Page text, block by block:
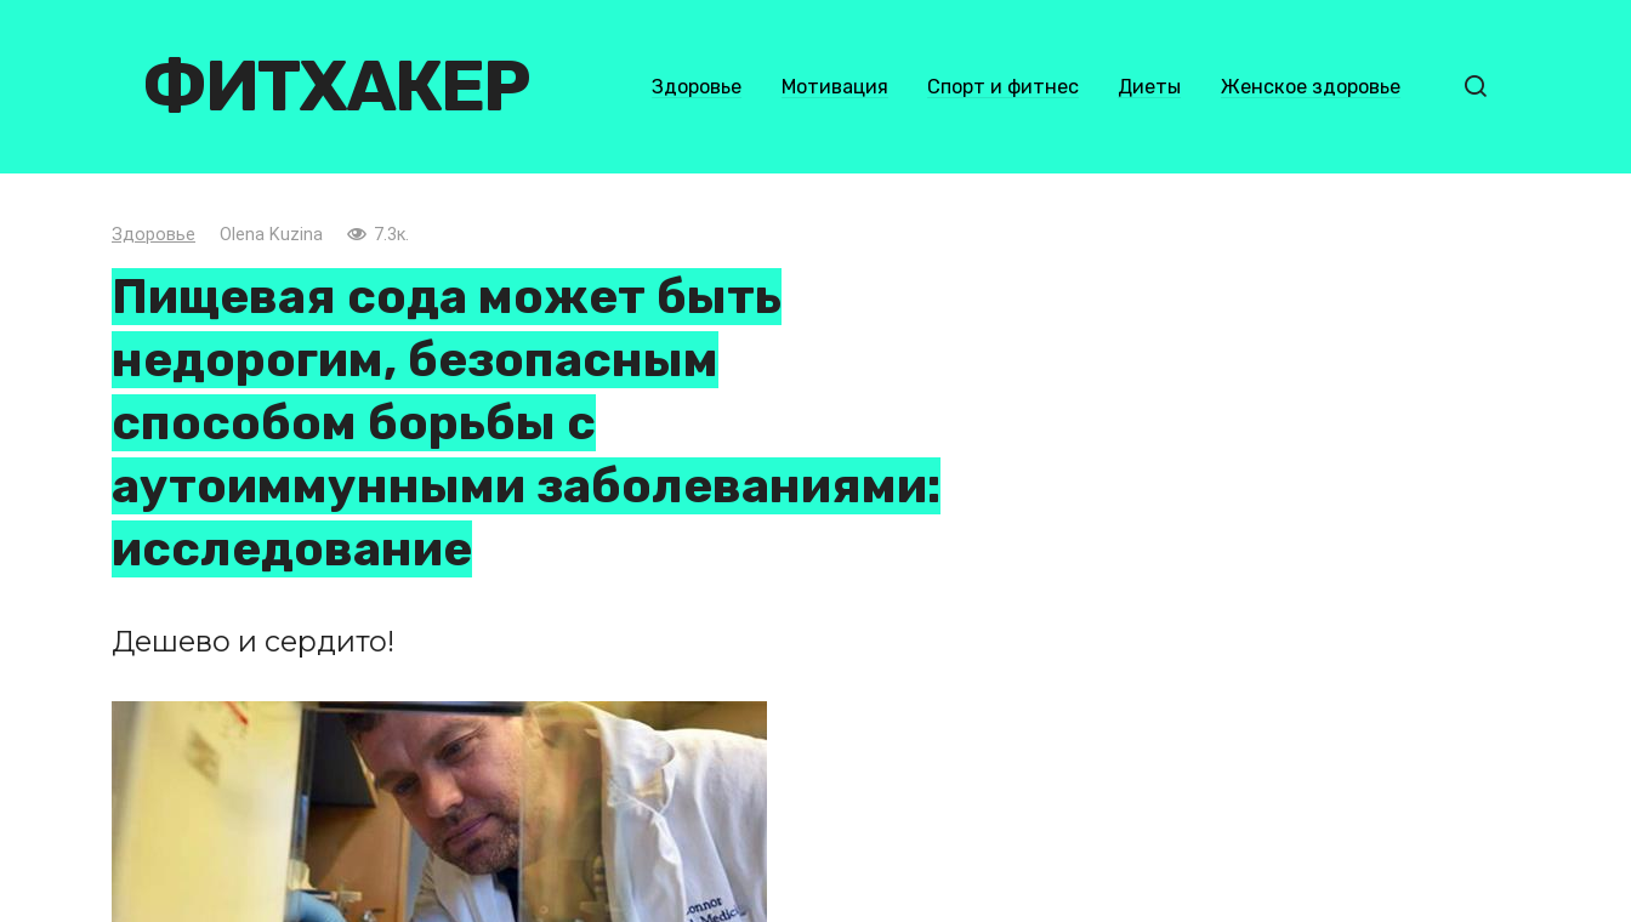
ФИТХАКЕР Здоровье Мотивация Спорт и фитнес Диеты Женское здоровье
Здоровье Olena Kuzina 7.3к.
Пищевая сода может быть
недорогим, безопасным
способом борьбы с
аутоиммунными заболеваниями:
исследование
Дешево и сердито!